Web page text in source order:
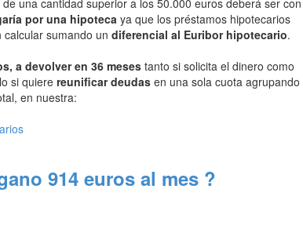
una cantidad superior a los 50.000 euros deberá ser con
por una hipoteca ya que los préstamos hipotecarios
sumando un diferencial al Euribor hipotecario.
a devolver en 36 meses tanto si solicita el dinero como
si quiere reunificar deudas en una sola cuota agrupando
en nuestra:
914 euros al mes ?